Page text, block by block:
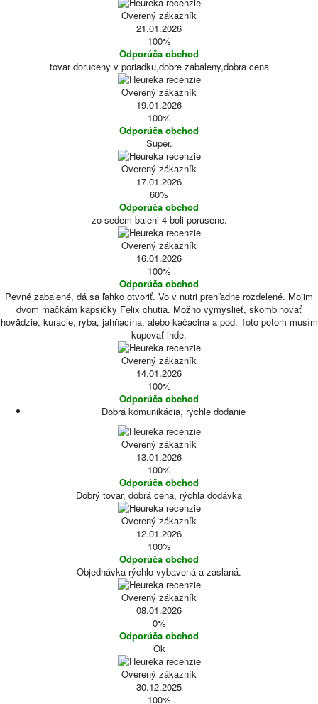
Overený zákazník
21.01.2026
100%
Odporúča obchod
tovar doruceny v poriadku,dobre zabaleny,dobra cena
Overený zákazník
19.01.2026
100%
Odporúča obchod
Super.
Overený zákazník
17.01.2026
60%
Odporúča obchod
zo sedem baleni 4 boli porusene.
Overený zákazník
16.01.2026
100%
Odporúča obchod
Pevné zabalené, dá sa ľahko otvoriť. Vo v nutri prehľadne rozdelené. Mojim
dvom mačkám kapsičky Felix chutia. Možno vymyslieť, skombinovať
hovädzie, kuracie, ryba, jahňacína, alebo kačacina a pod. Toto potom musím
kupovať inde.
Overený zákazník
14.01.2026
100%
Odporúča obchod
Dobrá komunikácia, rýchle dodanie
Overený zákazník
13.01.2026
100%
Odporúča obchod
Dobrý tovar, dobrá cena, rýchla dodávka
Overený zákazník
12.01.2026
100%
Odporúča obchod
Objednávka rýchlo vybavená a zaslaná.
Overený zákazník
08.01.2026
0%
Odporúča obchod
Ok
Overený zákazník
30.12.2025
100%